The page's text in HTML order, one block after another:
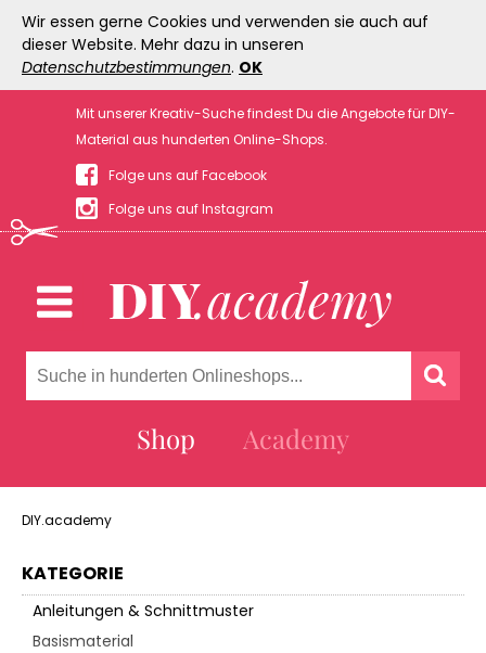
Wir essen gerne Cookies und verwenden sie auch auf
dieser Website. Mehr dazu in unseren
Datenschutzbestimmungen. OK
Mit unserer Kreativ-Suche findest Du die Angebote für DIY-
Material aus hunderten Online-Shops.
Folge uns auf Facebook
Folge uns auf Instagram
Shop Academy
DIY.academy
KATEGORIE
Anleitungen & Schnittmuster
Basismaterial